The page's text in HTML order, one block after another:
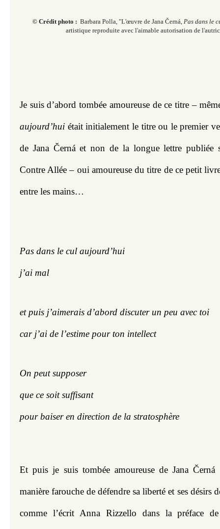
© Crédit photo : Barbara Polla, "L'œuvre de Jana Černá​​​​​​, Pas dans le
artistique reproduite avec l'aimable autorisation de
Je suis d’abord tombée amoureuse de ce titre –
aujourd’hui était initialement le titre ou le premier
de Jana Černá et non de la longue lettre publiée
Contre Allée – oui amoureuse du titre de ce petit
entre les mains…
Pas dans le cul aujourd’hui
j’ai mal
et puis j’aimerais d’abord discuter un peu avec toi
car j’ai de l’estime pour ton intellect
On peut supposer
que ce soit suffisant
pour baiser en direction de la stratosphère
Et puis je suis tombée amoureuse de Jana Černá
manière farouche de défendre sa liberté et ses désirs
comme l’écrit Anna Rizzello dans la préface